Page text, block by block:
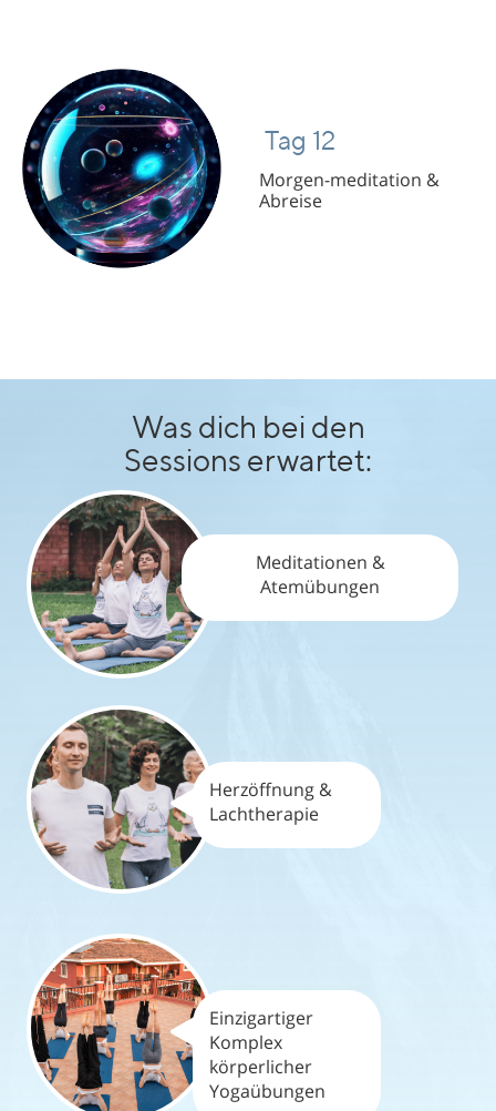
Tag 12
Morgen-meditation &
Abreise
Tag 6
Morgen-meditation &
Abreise
Was dich bei den
Sessions erwartet:
Meditationen &
Atemübungen
Herzöffnung &
Lachtherapie
Einzigartiger
Komplex
körperlicher
Yogaübungen